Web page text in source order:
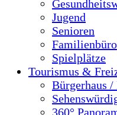
Jugend
Senioren
Familienbüro
Spielplätze
Tourismus &
Bürgerhaus
360°